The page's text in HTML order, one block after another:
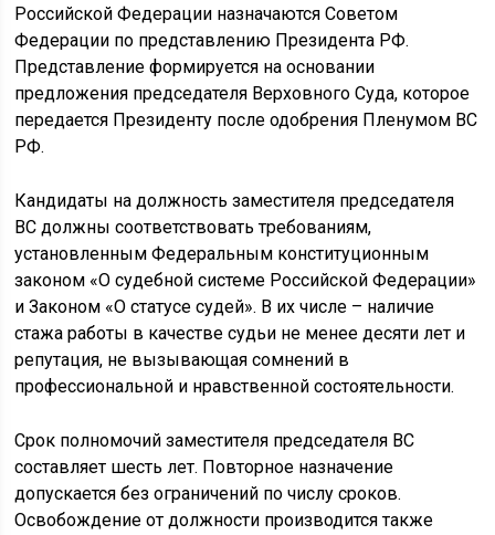
Российской Федерации назначаются Советом
Федерации по представлению Президента РФ.
Представление формируется на основании
предложения председателя Верховного Суда, которое
передается Президенту после одобрения Пленумом ВС
РФ.
Кандидаты на должность заместителя председателя
ВС должны соответствовать требованиям,
установленным Федеральным конституционным
законом «О судебной системе Российской Федерации»
и Законом «О статусе судей». В их числе – наличие
стажа работы в качестве судьи не менее десяти лет и
репутация, не вызывающая сомнений в
профессиональной и нравственной состоятельности.
Срок полномочий заместителя председателя ВС
составляет шесть лет. Повторное назначение
допускается без ограничений по числу сроков.
Освобождение от должности производится также